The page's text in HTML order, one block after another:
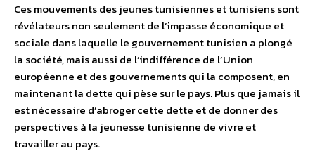
Ces mouvements des jeunes tunisiennes et tunisiens sont
révélateurs non seulement de l’impasse économique et
sociale dans laquelle le gouvernement tunisien a plongé
la société, mais aussi de l’indifférence de l’Union
européenne et des gouvernements qui la composent, en
maintenant la dette qui pèse sur le pays. Plus que jamais il
est nécessaire d’abroger cette dette et de donner des
perspectives à la jeunesse tunisienne de vivre et
travailler au pays.